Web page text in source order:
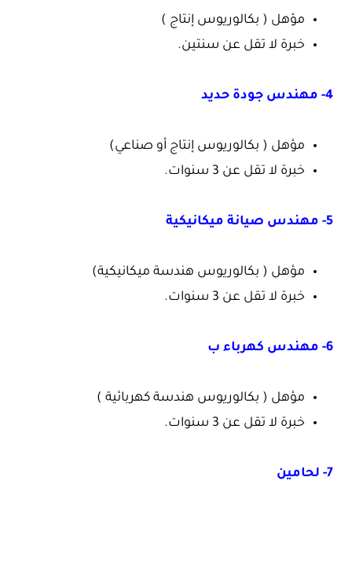
مؤهل ( بكالوريوس إنتاج )
خبرة لا تقل عن سنتين.
4- مهندس جودة حديد
مؤهل ( بكالوريوس إنتاج أو صناعي)
خبرة لا تقل عن 3 سنوات.
5- مهندس صيانة ميكانيكية
مؤهل ( بكالوريوس هندسة ميكانيكية)
خبرة لا تقل عن 3 سنوات.
6- مهندس كهرباء ب
مؤهل ( بكالوريوس هندسة كهربائية )
خبرة لا تقل عن 3 سنوات.
7- لحامين